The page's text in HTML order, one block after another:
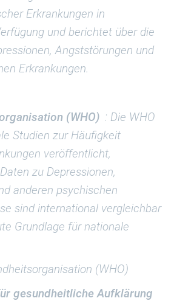
Erkrankungen in
und berichtet über die
Angststörungen und
Erkrankungen.
(WHO) : Die WHO
Studien zur Häufigkeit
veröffentlicht,
zu Depressionen,
anderen psychischen
sind international vergleichbar
Grundlage für nationale
(WHO)
gesundheitliche Aufklärung